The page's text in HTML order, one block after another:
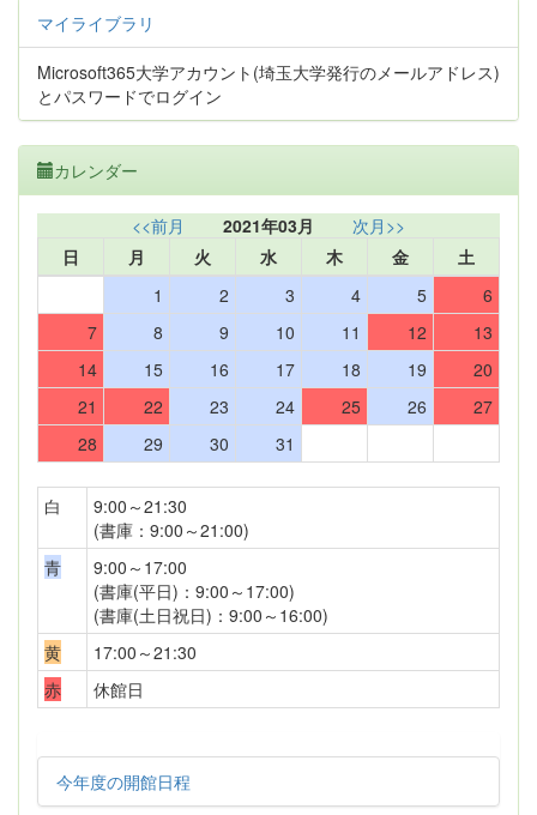
マイライブラリ
Microsoft365大学アカウント(埼玉大学発行のメールアドレス)
とパスワードでログイン
カレンダー
<<前月 2021年03月
次月>>
日
月 火 水 木 金
土
1
2 3 4 5
6
7
8 9 10 11 12
13
14
15 16 17 18 19
20
21
22 23 24 25 26
27
28
29 30 31
白
9:00～21:30
(書庫：9:00～21:00)
青
9:00～17:00
(書庫(平日)：9:00～17:00)
(書庫(土日祝日)：9:00～16:00)
黄
17:00～21:30
赤
休館日
今年度の開館日程